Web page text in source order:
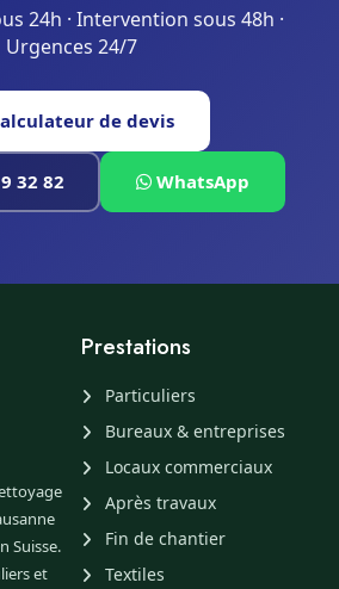
24h · Intervention sous 48h ·
Urgences 24/7
de devis
32 82 WhatsApp
Suisse.
et
Prestations
Particuliers
Bureaux & entreprises
Locaux commerciaux
Après travaux
Fin de chantier
Textiles